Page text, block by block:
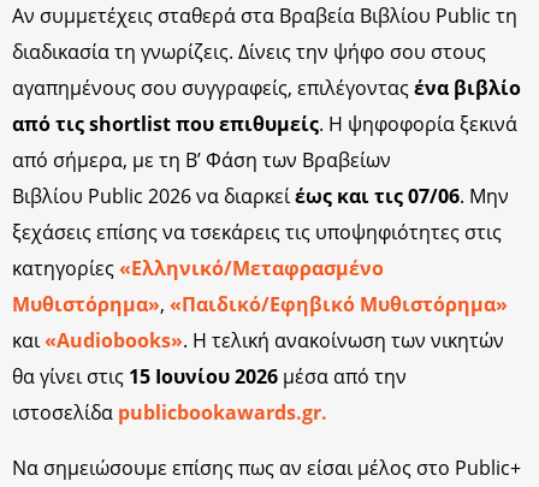
Αν συμμετέχεις σταθερά στα Βραβεία Βιβλίου Public τη
διαδικασία τη γνωρίζεις. Δίνεις την ψήφο σου στους
αγαπημένους σου συγγραφείς, επιλέγονταςένα βιβλίο
από τις shortlist που επιθυμείς. Η ψηφοφορία ξεκινά
από σήμερα, με τη Β’ Φάση των Βραβείων
Βιβλίου Public 2026 να διαρκείέως και τις 07/06. Μην
ξεχάσεις επίσης να τσεκάρεις τις υποψηφιότητες στις
κατηγορίες«Ελληνικό/Μεταφρασμένο
Μυθιστόρημα», «Παιδικό/Εφηβικό Μυθιστόρημα»
και«Audiobooks». Η τελική ανακοίνωση των νικητών
θα γίνει στις 15 Ιουνίου 2026 μέσα από την
ιστοσελίδα publicbookawards.gr.
Να σημειώσουμε επίσης πως αν είσαι μέλος στο Public+